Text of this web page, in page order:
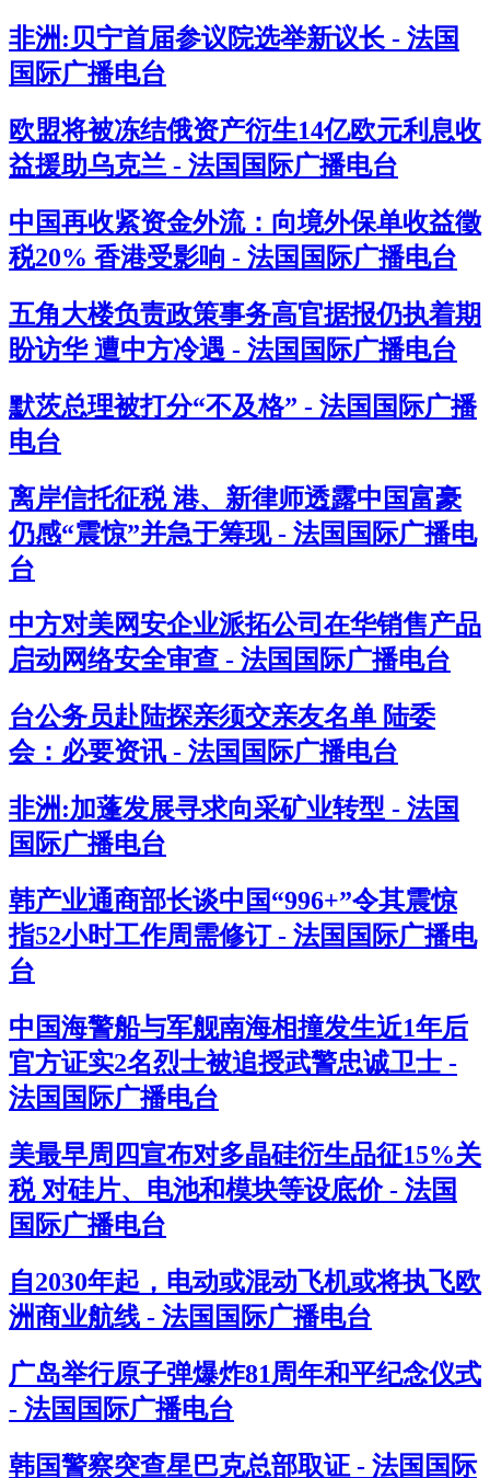
非洲:贝宁首届参议院选举新议长 - 法国
国际广播电台
欧盟将被冻结俄资产衍生14亿欧元利息收
益援助乌克兰 - 法国国际广播电台
中国再收紧资金外流：向境外保单收益徵
税20% 香港受影响 - 法国国际广播电台
五角大楼负责政策事务高官据报仍执着期
盼访华 遭中方冷遇 - 法国国际广播电台
默茨总理被打分“不及格” - 法国国际广播
电台
离岸信托征税 港、新律师透露中国富豪
仍感“震惊”并急于筹现 - 法国国际广播电
台
中方对美网安企业派拓公司在华销售产品
启动网络安全审查 - 法国国际广播电台
台公务员赴陆探亲须交亲友名单 陆委
会：必要资讯 - 法国国际广播电台
非洲:加蓬发展寻求向采矿业转型 - 法国
国际广播电台
韩产业通商部长谈中国“996+”令其震惊
指52小时工作周需修订 - 法国国际广播电
台
中国海警船与军舰南海相撞发生近1年后
官方证实2名烈士被追授武警忠诚卫士 -
法国国际广播电台
美最早周四宣布对多晶硅衍生品征15%关
税 对硅片、电池和模块等设底价 - 法国
国际广播电台
自2030年起，电动或混动飞机或将执飞欧
洲商业航线 - 法国国际广播电台
广岛举行原子弹爆炸81周年和平纪念仪式
- 法国国际广播电台
韩国警察突查星巴克总部取证 - 法国国际